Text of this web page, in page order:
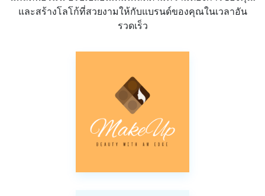
และสร้างโลโก้ที่สวยงามให้กับแบรนด์ของคุณในเวลาอัน
รวดเร็ว